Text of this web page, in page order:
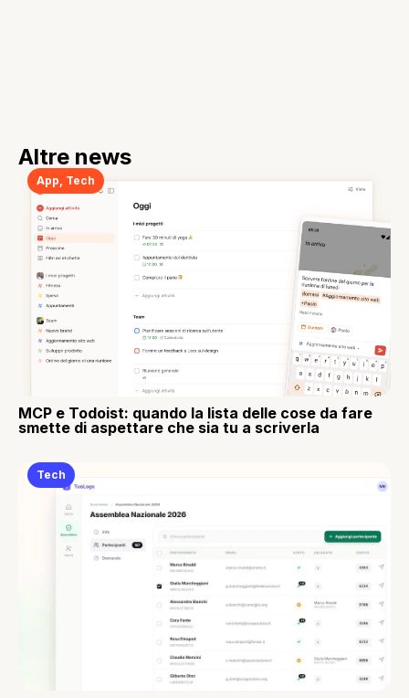
Altre news
App Tech
MCP e Todoist: quando la lista delle cose da fare
smette di aspettare che sia tu a scriverla
Tech